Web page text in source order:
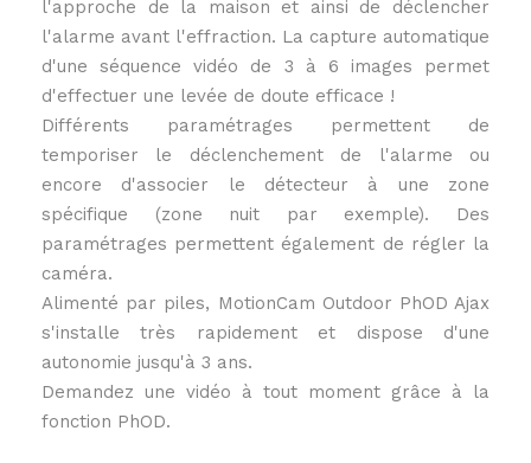
l'approche de la maison et ainsi de déclencher
l'alarme avant l'effraction. La capture automatique
d'une séquence vidéo de 3 à 6 images permet
d'effectuer une levée de doute efficace !
Différents paramétrages permettent de
temporiser le déclenchement de l'alarme ou
encore d'associer le détecteur à une zone
spécifique (zone nuit par exemple). Des
paramétrages permettent également de régler la
caméra.
Alimenté par piles, MotionCam Outdoor PhOD Ajax
s'installe très rapidement et dispose d'une
autonomie jusqu'à 3 ans.
Demandez une vidéo à tout moment grâce à la
fonction PhOD.